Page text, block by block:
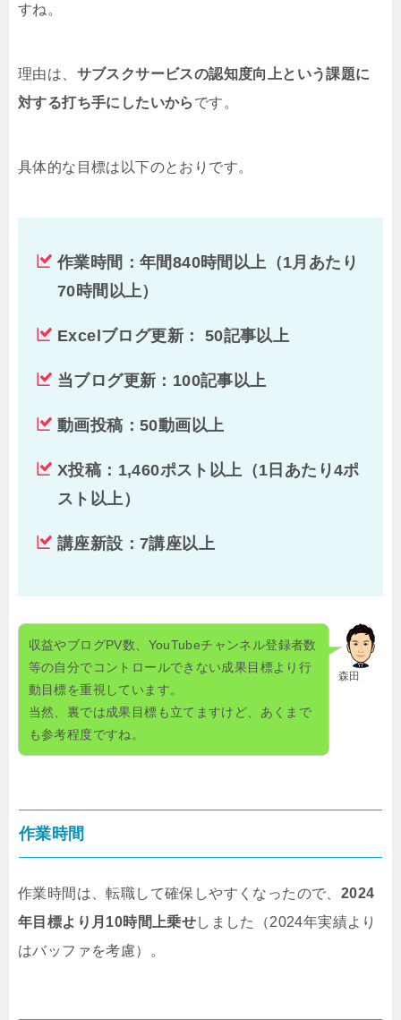
すね。
理由は、 サブスクサービスの認知度向上という課題に
対する打ち手にしたいから です。
具体的な目標は以下のとおりです。
作業時間：年間840時間以上（1月あたり
70時間以上）
Excelブログ更新： 50記事以上
当ブログ更新：100記事以上
動画投稿：50動画以上
X投稿：1,460ポスト以上（1日あたり4ポ
スト以上）
講座新設：7講座以上
森田
収益やブログPV数、YouTubeチャンネル登録者数
等の自分でコントロールできない成果目標より行
動目標を重視しています。
当然、裏では成果目標も立てますけど、あくまで
も参考程度ですね。
作業時間
作業時間は、転職して確保しやすくなったので、 2024
年目標より月10時間上乗せしました（2024年実績より
はバッファを考慮）。